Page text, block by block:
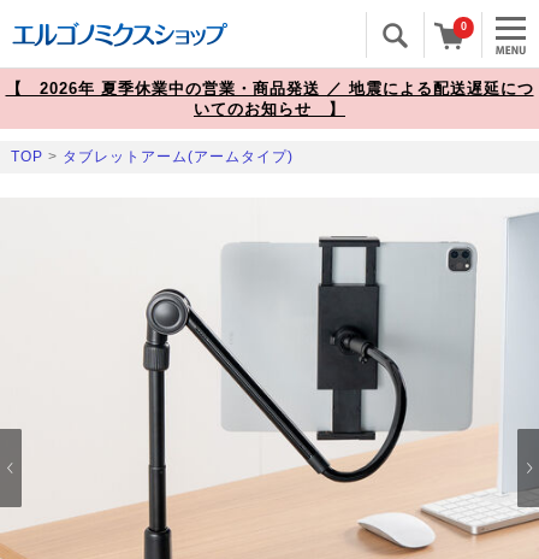
0
【 2026年 夏季休業中の営業・商品発送 ／ 地震による配送遅延につ
いてのお知らせ 】
TOP > タブレットアーム(アームタイプ)